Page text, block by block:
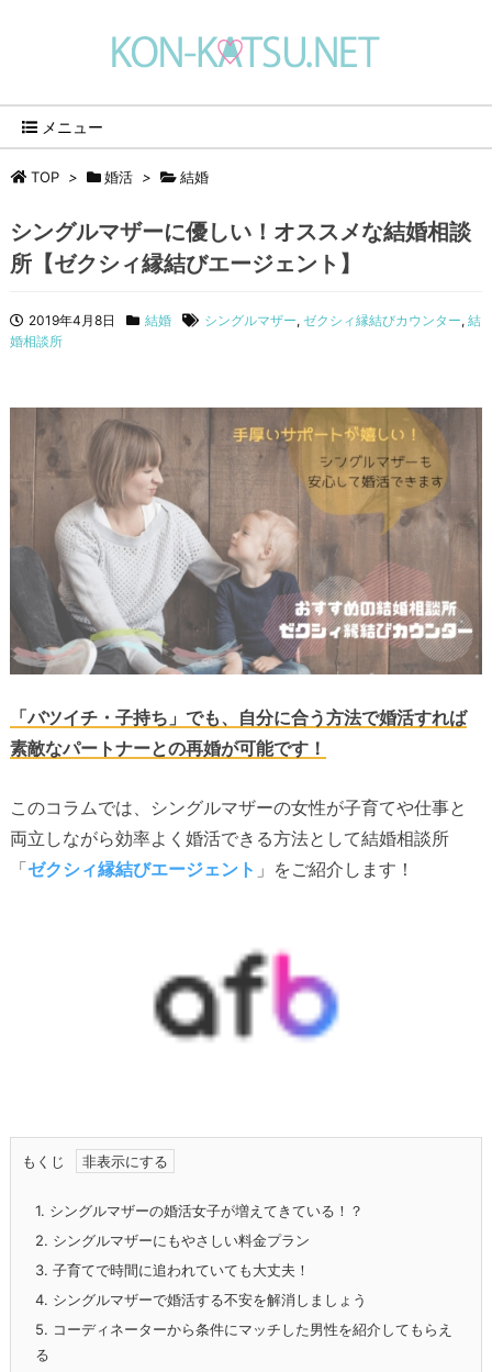
メニュー
TOP > 婚活 > 結婚
シングルマザーに優しい！オススメな結婚相談
所【ゼクシィ縁結びエージェント】
2019年4月8日 結婚 シングルマザー, ゼクシィ縁結びカウンター, 結
婚相談所
「バツイチ・子持ち」でも、自分に合う方法で婚活すれば
素敵なパートナーとの再婚が可能です！
このコラムでは、シングルマザーの女性が子育てや仕事と
両立しながら効率よく婚活できる方法として結婚相談所
「ゼクシィ縁結びエージェント 」をご紹介します！
もくじ
1. シングルマザーの婚活女子が増えてきている！？
2. シングルマザーにもやさしい料金プラン
3. 子育てで時間に追われていても大丈夫！
4. シングルマザーで婚活する不安を解消しましょう
5. コーディネーターから条件にマッチした男性を紹介してもらえ
る